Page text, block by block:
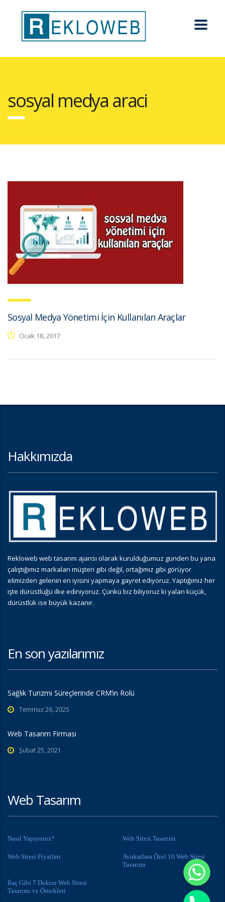
sosyal medya araci
Sosyal Medya Yönetimi İçin Kullanılan Araçlar
Ocak 18, 2017
Hakkımızda
Rekloweb web tasarım ajansı olarak kurulduğumuz günden bu yana
çalıştığımız markaları müşteri gibi değil, ortağımız gibi görüyor
elimizden gelenin en iyisini yapmaya gayret ediyoruz. Yaptığımız her
işte dürüstlüğü ilke ediniyoruz. Çünkü biz biliyoruz ki yalan küçük,
dürüstlük ise büyük kazanır.
En son yazılarımız
Sağlık Turizmi Süreçlerinde CRM’in Rolü
Temmuz 26, 2025
Web Tasarım Firması
Şubat 25, 2021
Web Tasarım
Nasıl Yapıyoruz? Web Sitesi Tasarımı
Web Sitesi Fiyatları
Avukatlara Özel 10 Web Sitesi
Tasarımı
İlaç Gibi 7 Doktor Web Sitesi
Tasarımı ve Örnekleri
Whatsapp
Phone